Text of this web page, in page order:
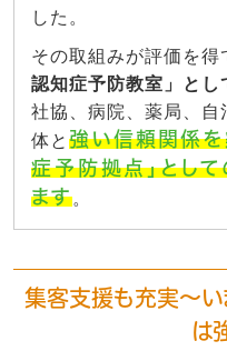
した。
その取組みが評価を得
認知症予防教室」とし
社協、病院、薬局、自
体と強い信頼関係を
症予防拠点」とし
ます。
集客支援も充実～い
は